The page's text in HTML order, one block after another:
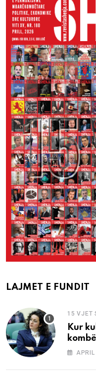
LAJMET E FUNDIT
15 VJET
Kur